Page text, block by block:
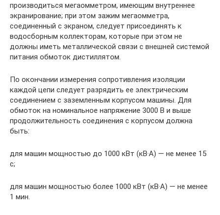
производиться мегаомметром, имеющим внутреннее
экранирование; при этом зажим мегаомметра,
соединенный с экраном, следует присоединять к
водосборным коллекторам, которые при этом не
должны иметь металлической связи с внешней системой
питания обмоток дистиллятом.
По окончании измерения сопротивления изоляции
каждой цепи следует разрядить ее электрическим
соединением с заземленным корпусом машины. Для
обмоток на номинальное напряжение 3000 В и выше
продолжительность соединения с корпусом должна
быть:
для машин мощностью до 1000 кВт (кВ·А) — не менее 15
с;
для машин мощностью более 1000 кВт (кВ·А) — не менее
1 мин.